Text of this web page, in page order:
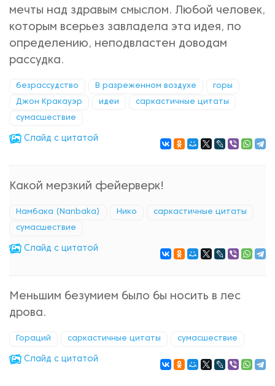
мечты над здравым смыслом. Любой человек,
которым всерьез завладела эта идея, по
определению, неподвластен доводам
рассудка.
безрассудство В разреженном воздухе горы
Джон Кракауэр идеи саркастичные цитаты
сумасшествие
Cлайд с цитатой
Какой мерзкий фейерверк!
Намбака (Nanbaka) Нико саркастичные цитаты
сумасшествие
Cлайд с цитатой
Меньшим безумием было бы носить в лес
дрова.
Гораций саркастичные цитаты сумасшествие
Cлайд с цитатой